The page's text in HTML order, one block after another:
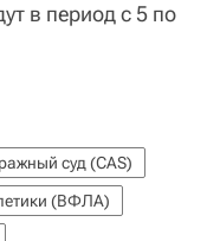
в период с 5 по
суд (CAS)
(ВФЛА)